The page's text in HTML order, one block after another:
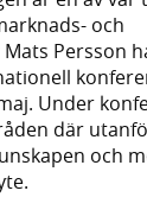
och
Persson
Under
där
och